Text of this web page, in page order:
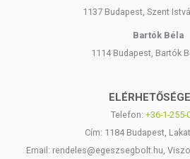
1137 Budapest, Szent
Bartók Béla
1114 Budapest, Bartók
Telefon: +36-1-255-
Cím: 1184 Budapest,
Email: rendeles@egeszsegbolt.hu,